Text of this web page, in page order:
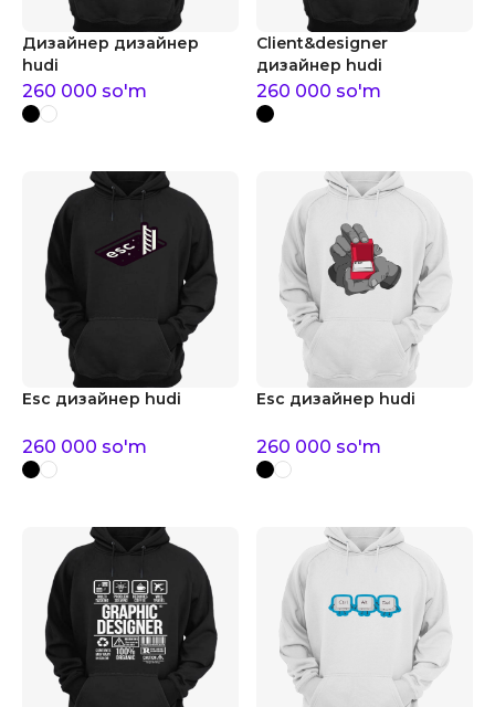
Дизайнер дизайнер
hudi
260 000 so'm
Client&designer
дизайнер hudi
260 000 so'm
Esc дизайнер hudi
260 000 so'm
Esc дизайнер hudi
260 000 so'm